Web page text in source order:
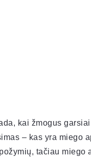
kai žmogus
– kas yra miego
tačiau